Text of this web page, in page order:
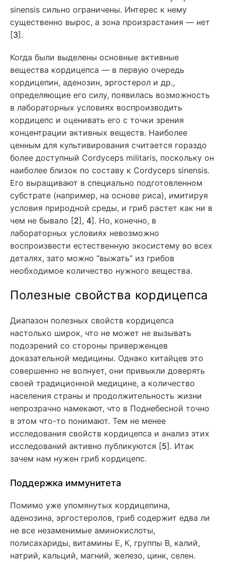
sinensis сильно ограничены. Интерес к нему
существенно вырос, а зона произрастания — нет
[3].
Когда были выделены основные активные
вещества кордицепса — в первую очередь
кордицепин, аденозин, эргостерол и др.,
определяющие его силу, появилась возможность
в лабораторных условиях воспроизводить
кордицепс и оценивать его с точки зрения
концентрации активных веществ. Наиболее
ценным для культивирования считается гораздо
более доступный Cordyceps militaris, поскольку он
наиболее близок по составу к Cordyceps sinensis.
Его выращивают в специально подготовленном
субстрате (например, на основе риса), имитируя
условия природной среды, и гриб растет как ни в
чем не бывало [2], 4]. Но, конечно, в
лабораторных условиях невозможно
воспроизвести естественную экосистему во всех
деталях, зато можно “выжать” из грибов
необходимое количество нужного вещества.
Полезные свойства кордицепса
Диапазон полезных свойств кордицепса
настолько широк, что не может не вызывать
подозрений со стороны приверженцев
доказательной медицины. Однако китайцев это
совершенно не волнует, они привыкли доверять
своей традиционной медицине, а количество
населения страны и продолжительность жизни
непрозрачно намекают, что в Поднебесной точно
в этом что-то понимают. Тем не менее
исследования свойств кордицепса и анализ этих
исследований активно публикуются [5]. Итак
зачем нам нужен гриб кордицепс.
Поддержка иммунитета
Помимо уже упомянутых кордицепина,
аденозина, эргостеролов, гриб содержит едва ли
не все незаменимые аминокислоты,
полисахариды, витамины Е, К, группы В, калий,
натрий, кальций, магний, железо, цинк, селен.